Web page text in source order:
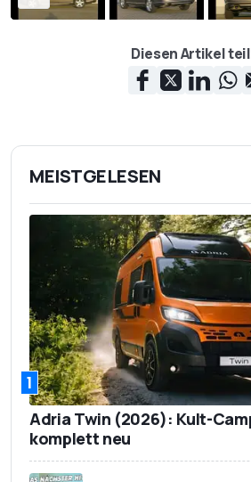
Diesen Artikel
MEISTGELESEN
1
Adria Twin (2026): Kult-
komplett neu